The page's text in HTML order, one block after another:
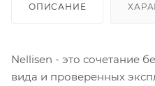
ОПИСАНИЕ
Nellisen - это сочетание
вида и проверенных